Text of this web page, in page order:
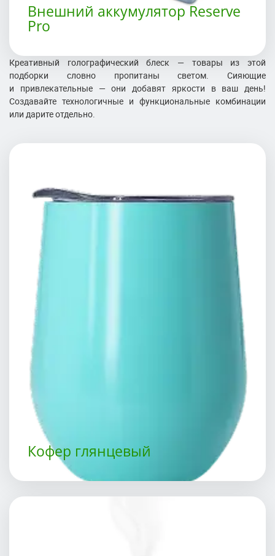
Внешний аккумулятор Reserve
Pro
Креативный голографический блеск — товары из этой
подборки словно пропитаны светом. Сияющие
и привлекательные — они добавят яркости в ваш день!
Создавайте технологичные и функциональные комбинации
или дарите отдельно.
Кофер глянцевый